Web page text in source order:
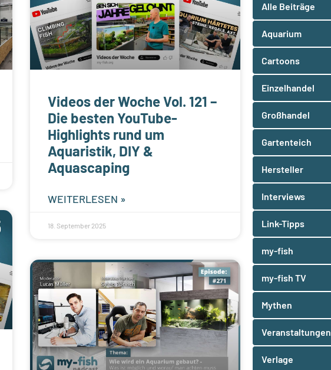
Videos der Woche Vol. 121 –
Die besten YouTube-
Highlights rund um
Aquaristik, DIY &
Aquascaping
WEITERLESEN »
18. September 2025
Alle Beiträge
Aquarium
Cartoons
Einzelhandel
Großhandel
Gartenteich
Hersteller
Interviews
Link-Tipps
my-fish
my-fish TV
Mythen
Veranstaltungen
Verlage